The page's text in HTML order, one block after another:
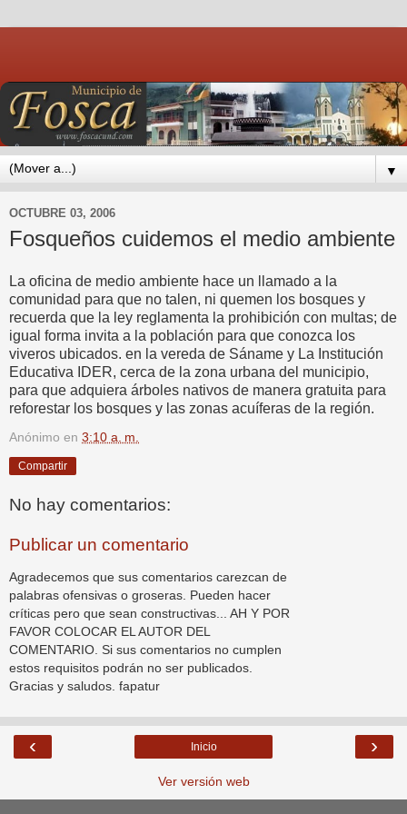
▼
OCTUBRE 03, 2006
Fosqueños cuidemos el medio ambiente
La oficina de medio ambiente hace un llamado a la
comunidad para que no talen, ni quemen los bosques y
recuerda que la ley reglamenta la prohibición con multas; de
igual forma invita a la población para que conozca los
viveros ubicados. en la vereda de Sáname y La Institución
Educativa IDER, cerca de la zona urbana del municipio,
para que adquiera árboles nativos de manera gratuita para
reforestar los bosques y las zonas acuíferas de la región.
Anónimo en 3:10 a. m.
Compartir
No hay comentarios:
Publicar un comentario
Agradecemos que sus comentarios carezcan de
palabras ofensivas o groseras. Pueden hacer
críticas pero que sean constructivas... AH Y POR
FAVOR COLOCAR EL AUTOR DEL
COMENTARIO. Si sus comentarios no cumplen
estos requisitos podrán no ser publicados.
Gracias y saludos. fapatur
‹ ›
Inicio
Ver versión web